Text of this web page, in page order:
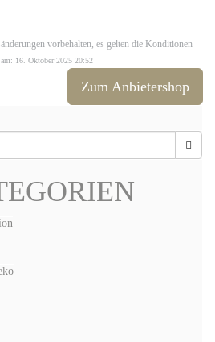
vorbehalten, es gelten die Konditionen
16. Oktober 2025 20:52
Zum Anbietershop